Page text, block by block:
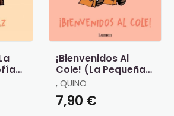
¡Bienvenidos Al
Cole! (La Pequeña
Filosofía de
Mafalda)
, QUINO
7,90 €